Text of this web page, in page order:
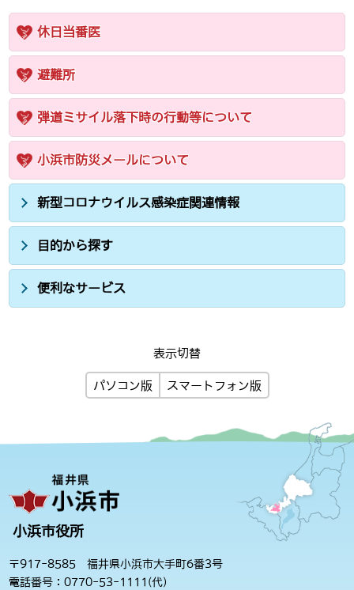
休日当番医
避難所
弾道ミサイル落下時の行動等について
小浜市防災メールについて
新型コロナウイルス感染症関連情報
目的から探す
便利なサービス
表示切替
パソコン版 スマートフォン版
小浜市役所
〒917-8585 福井県小浜市大手町6番3号
電話番号：0770-53-1111(代)